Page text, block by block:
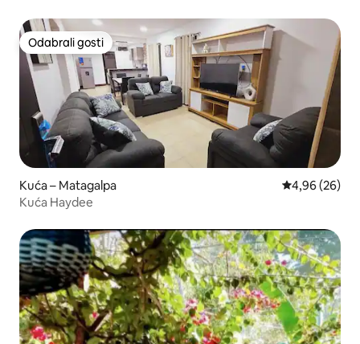
Odabrali gosti
Odabrali gosti
Kuća – Matagalpa Prosječna
4,96 (26)
Kuća Haydee